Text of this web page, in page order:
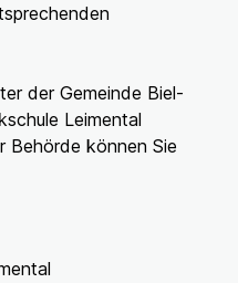
der Gemeinde Biel-
Leimental
Behörde können Sie